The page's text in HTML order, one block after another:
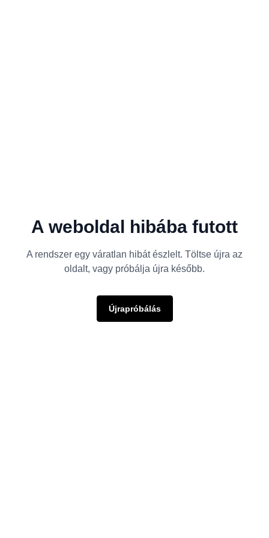
A weboldal hibába futott
A rendszer egy váratlan hibát észlelt. Töltse újra az
oldalt, vagy próbálja újra később.
Újrapróbálás